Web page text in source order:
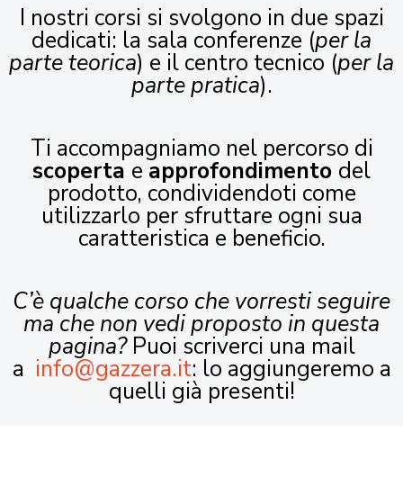
I nostri corsi si svolgono in due spazi
dedicati: la sala conferenze (per la
parte teorica) e il centro tecnico (per la
parte pratica).
Ti accompagniamo nel percorso di
scoperta e approfondimento del
prodotto, condividendoti come
utilizzarlo per sfruttare ogni sua
caratteristica e beneficio.
C’è qualche corso che vorresti seguire
ma che non vedi proposto in questa
pagina?Puoi scriverci una mail
a info@gazzera.it: lo aggiungeremo a
quelli già presenti!